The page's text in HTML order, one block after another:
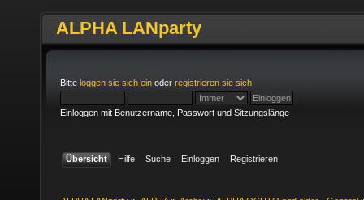
ALPHA LANparty
Bitte loggen sie sich ein oder registrieren sie sich
Einloggen mit Benutzername, Passwort und Sitzungslänge
Übersicht Hilfe Suche Einloggen Registrieren